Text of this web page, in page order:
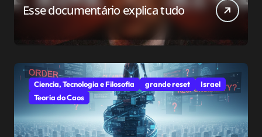
Esse documentário explica tudo
Ciencia, Tecnologia e Filosofia grande reset
Israel
Teoria do Caos